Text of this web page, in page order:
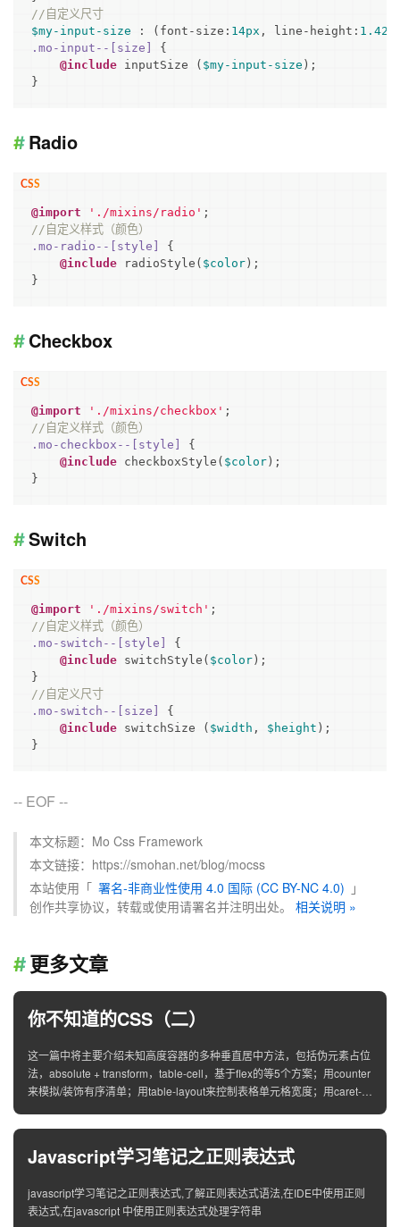
//自定义尺寸
$my-input-size : (font-size: 14px , line-height:
.mo-input-- [size]
{
@include inputSize ( $my-input-size );
}
Radio
@import './mixins/radio'
//自定义样式（颜色）
.mo-radio-- [style]
{
@include radioStyle( $color);
}
Checkbox
@import './mixins/checkbox'
//自定义样式（颜色）
.mo-checkbox-- [style]
{
@include checkboxStyle( $color);
}
Switch
@import './mixins/switch'
//自定义样式（颜色）
.mo-switch-- [style]
{
@include switchStyle( $color);
//自定义尺寸
.mo-switch-- [size]
{
@include switchSize ( $width , $height );
}
-- EOF --
本文标题：Mo Css Framework
本文链接：https://smohan.net/blog/mocss
本站使用「 署名-非商业性使用 4.0 国际 (CC BY-NC 4.0) 」
创作共享协议，转载或使用请署名并注明出处。 相关说明 »
更多文章
你不知道的CSS（二）
这一篇中将主要介绍未知高度容器的多种垂直居中方法，包括伪元素占位
法，absolute + transform，table-cell，基于flex的等5个方案；用counter
来模拟/装饰有序清单；用table-layout来控制表格单元格宽度；用caret-
Javascript学习笔记之正则表达式
javascript学习笔记之正则表达式,了解正则表达式语法,在IDE中使用正则
表达式,在javascript 中使用正则表达式处理字符串